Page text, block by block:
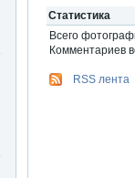
Статистика
Всего
Комментариев
RSS лента